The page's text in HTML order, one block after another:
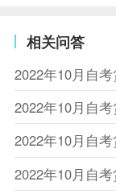
相关问答
2022年10月自
2022年10月自
2022年10月自
2022年10月自